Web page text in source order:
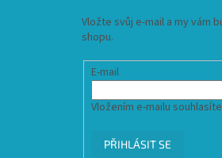
Vložte svůj e-mail a my vám
shopu.
E-mail
Vložením e-mailu
PŘIHLÁSIT SE